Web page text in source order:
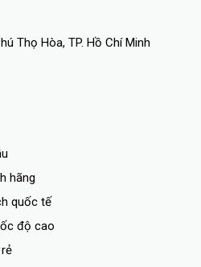
Thọ Hòa, TP. Hồ Chí Minh
hãng
quốc tế
độ cao